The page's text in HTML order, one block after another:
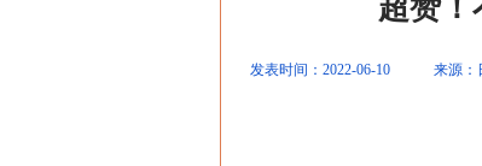
超赞！
发表时间：2022-06-10 来源：